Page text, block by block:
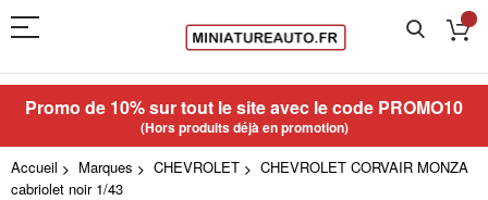
Promo de 10% sur tout le site avec le code PROMO10
(Hors produits déjà en promotion)
Accueil Marques CHEVROLET
CHEVROLET CORVAIR MONZA
cabriolet noir 1/43